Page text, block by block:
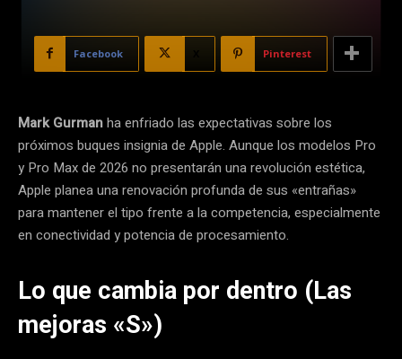
Facebook Pinterest
Mark Gurmanha enfriado las expectativas sobre los
próximos buques insignia de Apple. Aunque los modelos Pro
y Pro Max de 2026 no presentarán una revolución estética,
Apple planea una renovación profunda de sus «entrañas»
para mantener el tipo frente a la competencia, especialmente
en conectividad y potencia de procesamiento.
Lo que cambia por dentro (Las
mejoras «S»)